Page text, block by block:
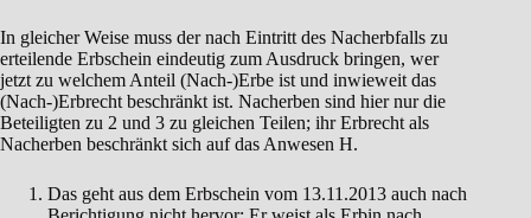
In gleicher Weise muss der nach Eintritt des Nacherbfalls zu
erteilende Erbschein eindeutig zum Ausdruck bringen, wer
jetzt zu welchem Anteil (Nach-)Erbe ist und inwieweit das
(Nach-)Erbrecht beschränkt ist. Nacherben sind hier nur die
Beteiligten zu 2 und 3 zu gleichen Teilen; ihr Erbrecht als
Nacherben beschränkt sich auf das Anwesen H.
Das geht aus dem Erbschein vom 13.11.2013 auch nach